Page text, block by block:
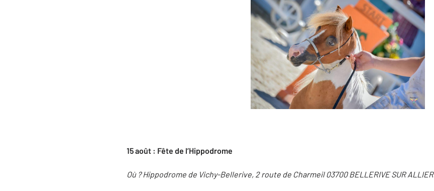
15 août : Fête de l’Hippodrome
Où ? Hippodrome de Vichy-Bellerive, 2 route de Charmeil 03700 BELLERIVE SUR ALLIER